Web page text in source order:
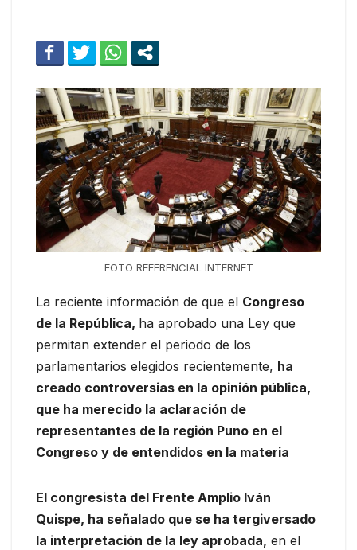
FOTO REFERENCIAL INTERNET
La reciente información de que el Congreso
de la República, ha aprobado una Ley que
permitan extender el periodo de los
parlamentarios elegidos recientemente, ha
creado controversias en la opinión pública,
que ha merecido la aclaración de
representantes de la región Puno en el
Congreso y de entendidos en la materia
El congresista del Frente Amplio Iván
Quispe, ha señalado que se ha tergiversado
la interpretación de la ley aprobada, en el